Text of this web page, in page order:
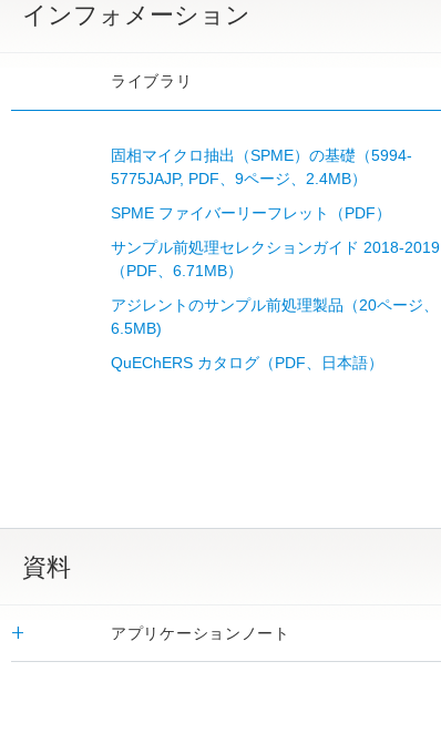
インフォメーション
ライブラリ
固相マイクロ抽出（SPME）の基礎（5994-
5775JAJP, PDF、9ページ、2.4MB）
SPME ファイバーリーフレット（PDF）
サンプル前処理セレクションガイド 2018-2019
（PDF、6.71MB）
アジレントのサンプル前処理製品（20ページ、
6.5MB)
QuEChERS カタログ（PDF、日本語）
資料
アプリケーションノート